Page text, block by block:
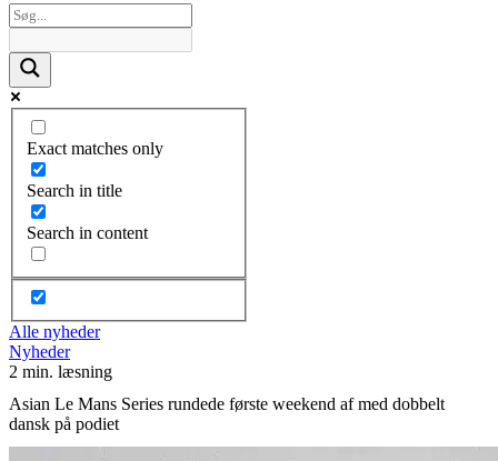
Exact matches only
Search in title
Search in content
Alle nyheder
Nyheder
2 min. læsning
Asian Le Mans Series rundede første weekend af med dobbelt
dansk på podiet